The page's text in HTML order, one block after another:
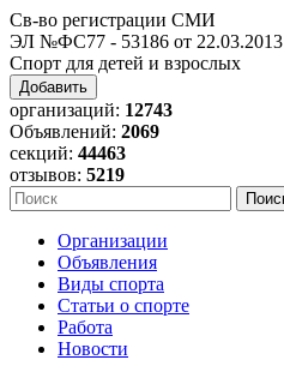
Св-во регистрации СМИ
ЭЛ №ФС77 - 53186 от 22.03.2013
Спорт для детей и взрослых
Добавить
организаций: 12743
Объявлений: 2069
секций: 44463
отзывов: 5219
Организации
Объявления
Виды спорта
Статьи о спорте
Работа
Новости